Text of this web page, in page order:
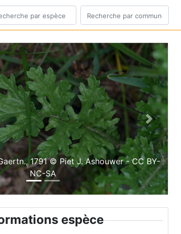
1791 © Piet J. Ashouwer - CC BY-
NC-SA
Next
espèce